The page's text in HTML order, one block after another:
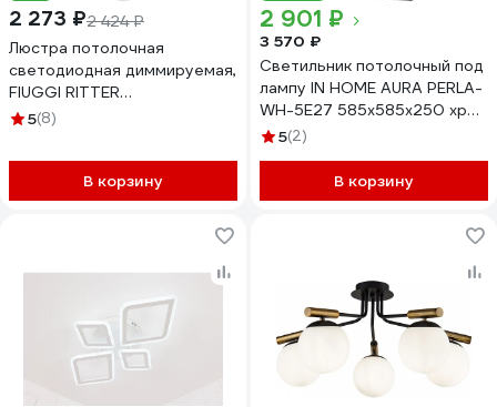
2 273 ₽2 424 ₽
Люстра потолочная
светодиодная диммируемая,
FIUGGI RITTER
400x400x75мм, 118Вт,
белый, 52167 3
5(8)
В корзину
2 901 ₽
3 570 ₽
Светильник потолочный под
лампу IN HOME AURA PERLA-
WH-5E27 585x585x250 хром
4690612058085
5(2)
В корзину